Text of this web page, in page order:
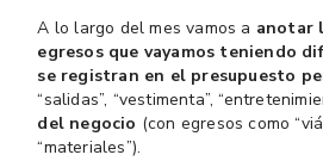
A lo largo del mes vamos a anotar
egresos que vayamos teniendo
se registran en el presupuesto
“salidas”, “vestimenta”,
del negocio (con egresos como
“materiales”).